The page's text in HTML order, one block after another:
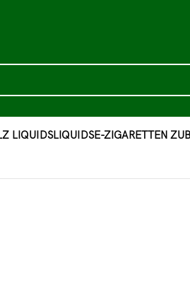
LIQUIDSLIQUIDSE-ZIGARETTEN